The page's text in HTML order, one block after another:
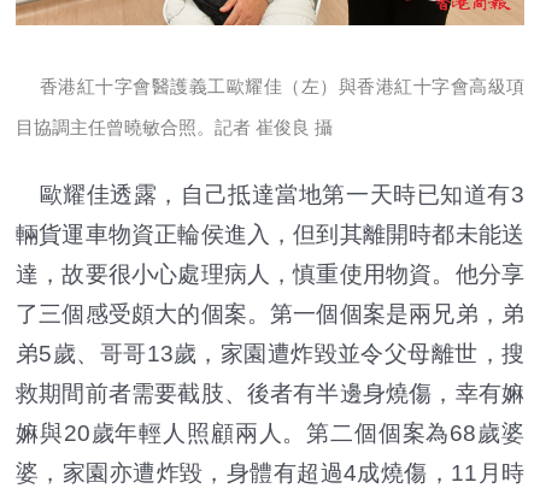
香港紅十字會醫護義工歐耀佳（左）與香港紅十字會高級項
目協調主任曾曉敏合照。 記者 崔俊良 攝
歐耀佳透露，自己抵達當地第一天時已知道有3
輛貨運車物資正輪侯進入，但到其離開時都未能送
達，故要很小心處理病人，慎重使用物資。他分享
了三個感受頗大的個案。第一個個案是兩兄弟，弟
弟5歲、哥哥13歲，家園遭炸毀並令父母離世，搜
救期間前者需要截肢、後者有半邊身燒傷，幸有嫲
嫲與20歲年輕人照顧兩人。第二個個案為68歲婆
婆，家園亦遭炸毀，身體有超過4成燒傷，11月時